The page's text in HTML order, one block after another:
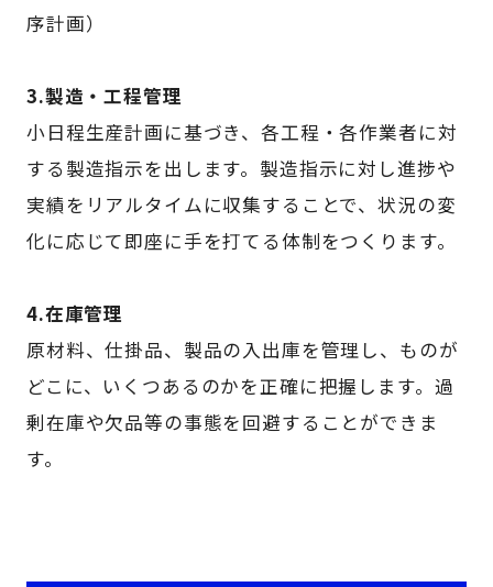
序計画）
3.製造・工程管理
小日程生産計画に基づき、各工程・各作業者に対
する製造指示を出します。製造指示に対し進捗や
実績をリアルタイムに収集することで、状況の変
化に応じて即座に手を打てる体制をつくります。
4.在庫管理
原材料、仕掛品、製品の入出庫を管理し、ものが
どこに、いくつあるのかを正確に把握します。過
剰在庫や欠品等の事態を回避することができま
す。